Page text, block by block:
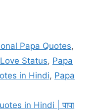
Papa Quotes,
Status, Papa
in Hindi, Papa
in Hindi | पापा